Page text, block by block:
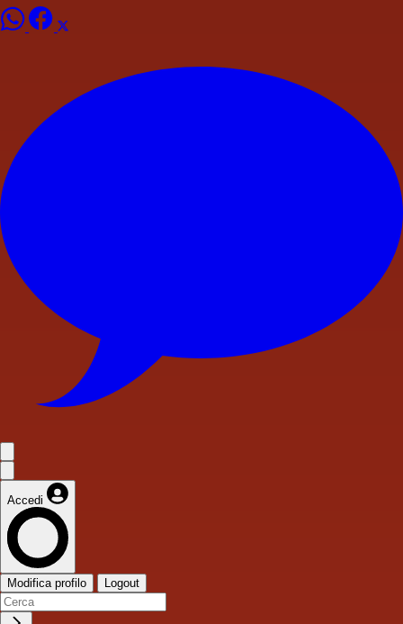
Accedi
Modifica profilo Logout